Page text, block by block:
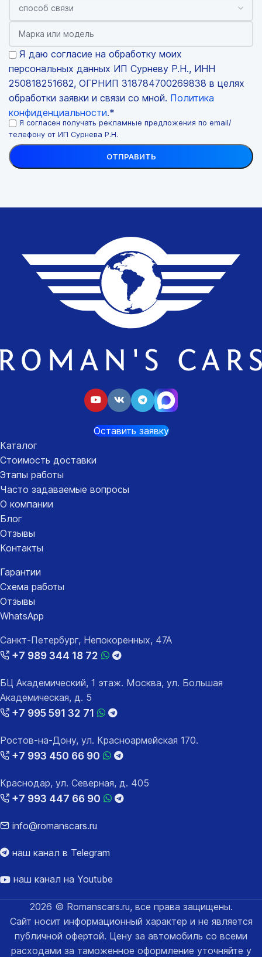
Я даю согласие на обработку моих
персональных данных ИП Сурневу Р.Н., ИНН
250818251682, ОГРНИП 318784700269838 в целях
обработки заявки и связи со мной. Политика
конфиденциальности.*
Я согласен получать рекламные предложения по email/
телефону от ИП Сурнева Р.Н.
Оставить заявку
Каталог
Стоимость доставки
Этапы работы
Часто задаваемые вопросы
О компании
Блог
Отзывы
Контакты
Гарантии
Схема работы
Отзывы
WhatsApp
Санкт-Петербург, Непокоренных, 47А
+7 989 344 18 72
БЦ Академический, 1 этаж. Москва, ул. Большая
Академическая, д. 5
+7 995 591 32 71
Ростов-на-Дону, ул. Красноармейская 170.
+7 993 450 66 90
Краснодар, ул. Северная, д. 405
+7 993 447 66 90
info@romanscars.ru
наш канал в Telegram
наш канал на Youtube
2026 © Romanscars.ru, все права защищены.
Сайт носит информационный характер и не является
публичной офертой. Цену за автомобиль со всеми
расходами за таможенное оформление уточняйте у